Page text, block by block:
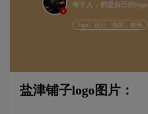
v
每个人，都是自己的logo
logo、设计、包装、插画
盐津铺子logo图片：